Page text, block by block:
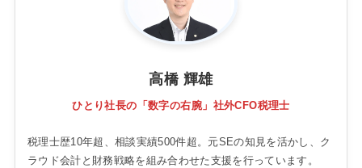
高橋 輝雄
ひとり社長の「数字の右腕」社外CFO税理士
税理士歴10年超、相談実績500件超。元SEの知見を活かし、ク
ラウド会計と財務戦略を組み合わせた支援を行っています。